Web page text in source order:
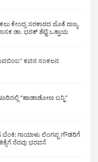
ಕೇಂದ್ರ ಸರಕಾರದ ಜೊತೆ ರಾಜ್ಯ
ಡಾ. ಭರತ್ ಶೆಟ್ಟಿ ಒತ್ತಾಯ
ಕವನ ಸಂಕಲನ
“ಹಾಡಾಡೋಣ ಬನ್ನಿ”
ಗಾಯಾಳು ಲಿಂಗಪ್ಪ ಗೌಡರಿಗೆ
ನೆರವು ಭರವಸೆ